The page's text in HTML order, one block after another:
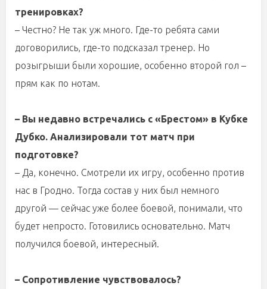
тренировках?
– Честно? Не так уж много. Где-то ребята сами
договорились, где-то подсказал тренер. Но
розыгрыши были хорошие, особенно второй гол –
прям как по нотам.
– Вы недавно встречались с «Брестом» в Кубке
Дубко. Анализировали тот матч при
подготовке?
– Да, конечно. Смотрели их игру, особенно против
нас в Гродно. Тогда состав у них был немного
другой — сейчас уже более боевой, понимали, что
будет непросто. Готовились основательно. Матч
получился боевой, интересный.
– Сопротивление чувствовалось?